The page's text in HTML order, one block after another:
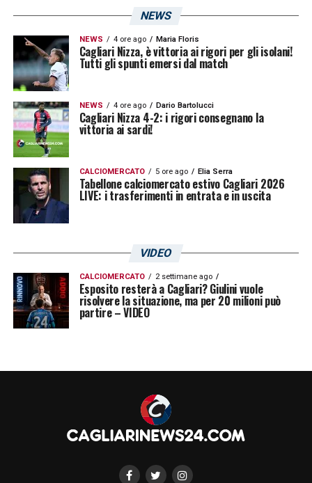
NEWS
NEWS 4 ore ago Maria Floris
Cagliari Nizza, è vittoria ai rigori per gli isolani!
Tutti gli spunti emersi dal match
NEWS 4 ore ago Dario Bartolucci
Cagliari Nizza 4-2: i rigori consegnano la
vittoria ai sardi!
CALCIOMERCATO 5 ore ago Elia Serra
Tabellone calciomercato estivo Cagliari 2026
LIVE: i trasferimenti in entrata e in uscita
VIDEO
CALCIOMERCATO 2 settimane ago
Esposito resterà a Cagliari? Giulini vuole
risolvere la situazione, ma per 20 milioni può
partire – VIDEO